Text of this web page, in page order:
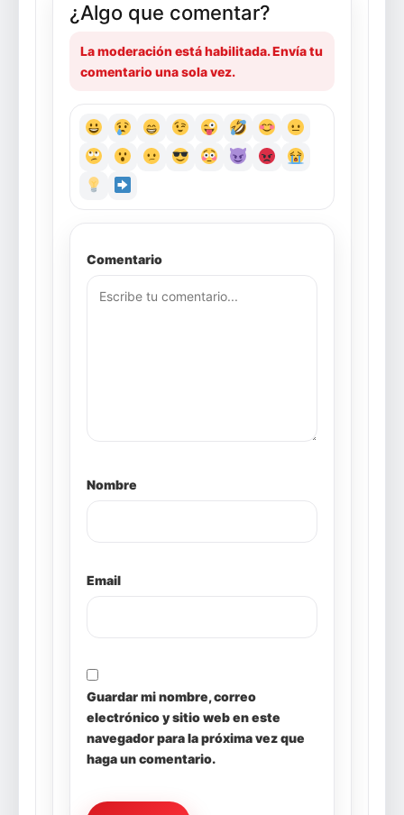
¿Algo que comentar?
La moderación está habilitada. Envía tu
comentario una sola vez.
Comentario
Nombre
Email
Guardar mi nombre, correo
electrónico y sitio web en este
navegador para la próxima vez que
haga un comentario.